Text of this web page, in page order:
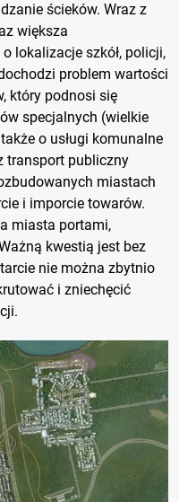
ścieków. Wraz z
większa
lokalizacje szkół, policji,
problem wartości
który podnosi się
specjalnych (wielkie
o usługi komunalne
transport publiczny
miastach
i imporcie towarów.
miasta portami,
kwestią jest bez
nie można zbytnio
i zniechęcić